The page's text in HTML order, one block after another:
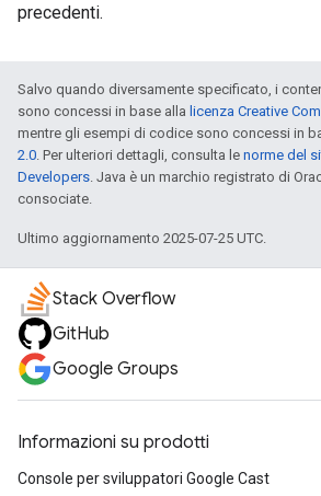
precedenti.
Salvo quando diversamente specificato, i
sono concessi in base alla licenza Creative
mentre gli esempi di codice sono concessi in
2.0. Per ulteriori dettagli, consulta le norme del
Developers. Java è un marchio registrato di
consociate.
Ultimo aggiornamento 2025-07-25 UTC.
Stack Overflow
GitHub
Google Groups
Informazioni su prodotti
Console per sviluppatori Google Cast